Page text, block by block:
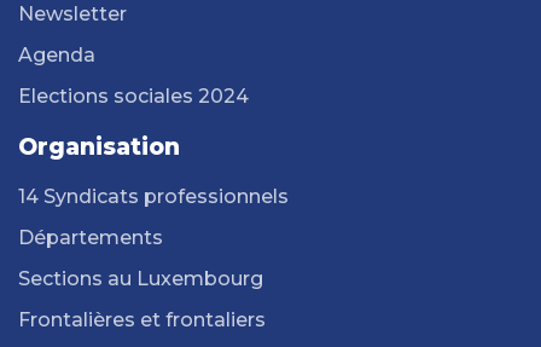
Newsletter
Agenda
Elections sociales 2024
Organisation
14 Syndicats professionnels
Départements
Sections au Luxembourg
Frontalières et frontaliers